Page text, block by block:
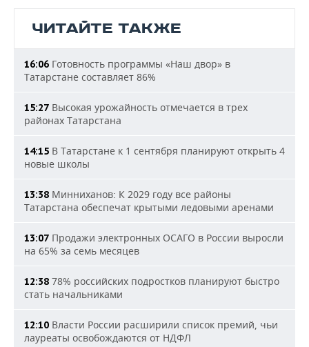
ЧИТАЙТЕ ТАКЖЕ
16:06 Готовность программы «Наш двор» в
Татарстане составляет 86%
15:27 Высокая урожайность отмечается в трех
районах Татарстана
14:15 В Татарстане к 1 сентября планируют открыть 4
новые школы
13:38 Минниханов: К 2029 году все районы
Татарстана обеспечат крытыми ледовыми аренами
13:07 Продажи электронных ОСАГО в России выросли
на 65% за семь месяцев
12:38 78% российских подростков планируют быстро
стать начальниками
12:10 Власти России расширили список премий, чьи
лауреаты освобождаются от НДФЛ